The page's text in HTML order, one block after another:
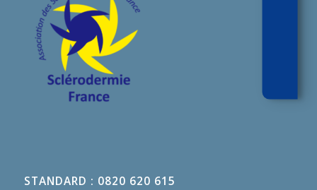
STANDARD : 0820 620 615